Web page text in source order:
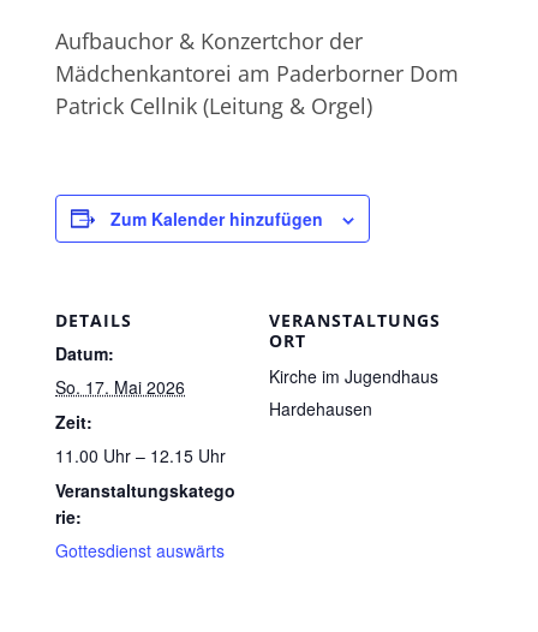
Aufbauchor & Konzertchor der
Mädchenkantorei am Paderborner Dom
Patrick Cellnik (Leitung & Orgel)
Zum Kalender hinzufügen
DETAILS
Datum:
So. 17. Mai 2026
Zeit:
11.00 Uhr – 12.15 Uhr
Veranstaltungskatego
rie:
Gottesdienst auswärts
VERANSTALTUNGS
ORT
Kirche im Jugendhaus
Hardehausen